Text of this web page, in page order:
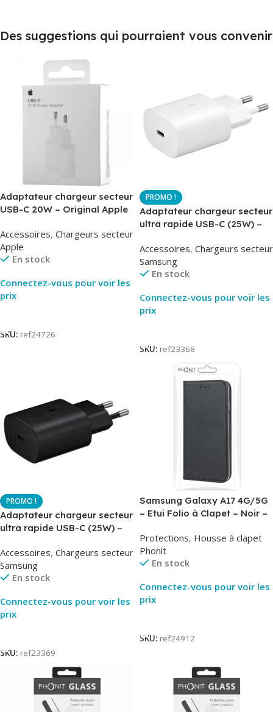
Des suggestions qui pourraient vous convenir
Adaptateur chargeur secteur
USB-C 20W – Original Apple
Original
Accessoires, Chargeurs secteur
Apple
En stock
Connectez-vous pour voir les
prix
SKU: ref24726
Adaptateur chargeur secteur
ultra rapide USB-C (25W) –
EP-TA800
Accessoires, Chargeurs secteur
Samsung
En stock
Connectez-vous pour voir les
prix
SKU: ref23368
Adaptateur chargeur secteur
ultra rapide USB-C (25W) –
TA800
Accessoires, Chargeurs secteur
Samsung
En stock
Connectez-vous pour voir les
prix
SKU: ref23369
Samsung Galaxy A17 4G/5G
– Etui Folio à Clapet – Noir –
Protections, Housse à clapet
Phonit
En stock
Connectez-vous pour voir les
prix
SKU: ref24912